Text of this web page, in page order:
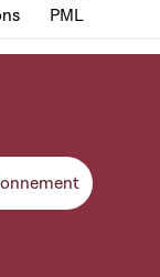
PML
Abonnement